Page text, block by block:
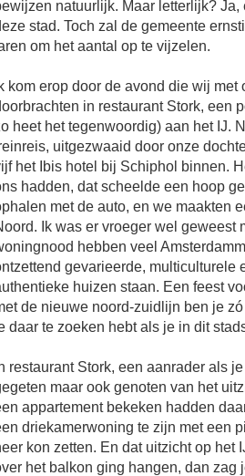
natuurlijk. Maar letterlijk?
stad. Toch zal de gemeente
om het aantal op te vijzelen.
Ik kom erop door de avond die wij
in restaurant Stork, een
heet het tegenwoordig) aan het IJ.
uitgezwaaid door onze
het Ibis hotel bij Schiphol binnen.
hadden, dat scheelde een hoop
met de auto, en we maakten
Ik was er vroeger wel geweest
hebben veel
gevarieerde, multiculturele
huizen staan. Een feest
de nieuwe noord-zuidlijn ben je
daar te zoeken hebt als je in dit
restaurant Stork, een aanrader als
maar ook genoten van het
appartement bekeken hadden
driekamerwoning te zijn met een
kon zetten. En dat uitzicht op
het balkon ging hangen, dan zag